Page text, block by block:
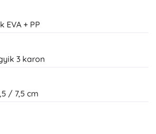
EVA + PP
3 karon
/ 7,5 cm